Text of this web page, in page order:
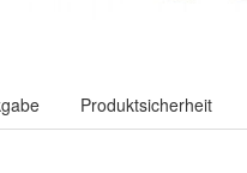
Produktsicherheit